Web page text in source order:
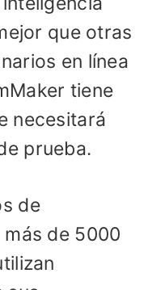
que otras
en línea
tiene
necesitará
prueba.
de
más de 5000